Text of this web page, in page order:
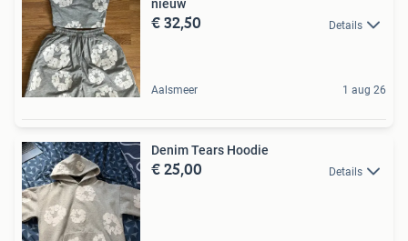
nieuw
€ 32,50 Details
Aalsmeer 1 aug 26
Denim Tears Hoodie
€ 25,00 Details